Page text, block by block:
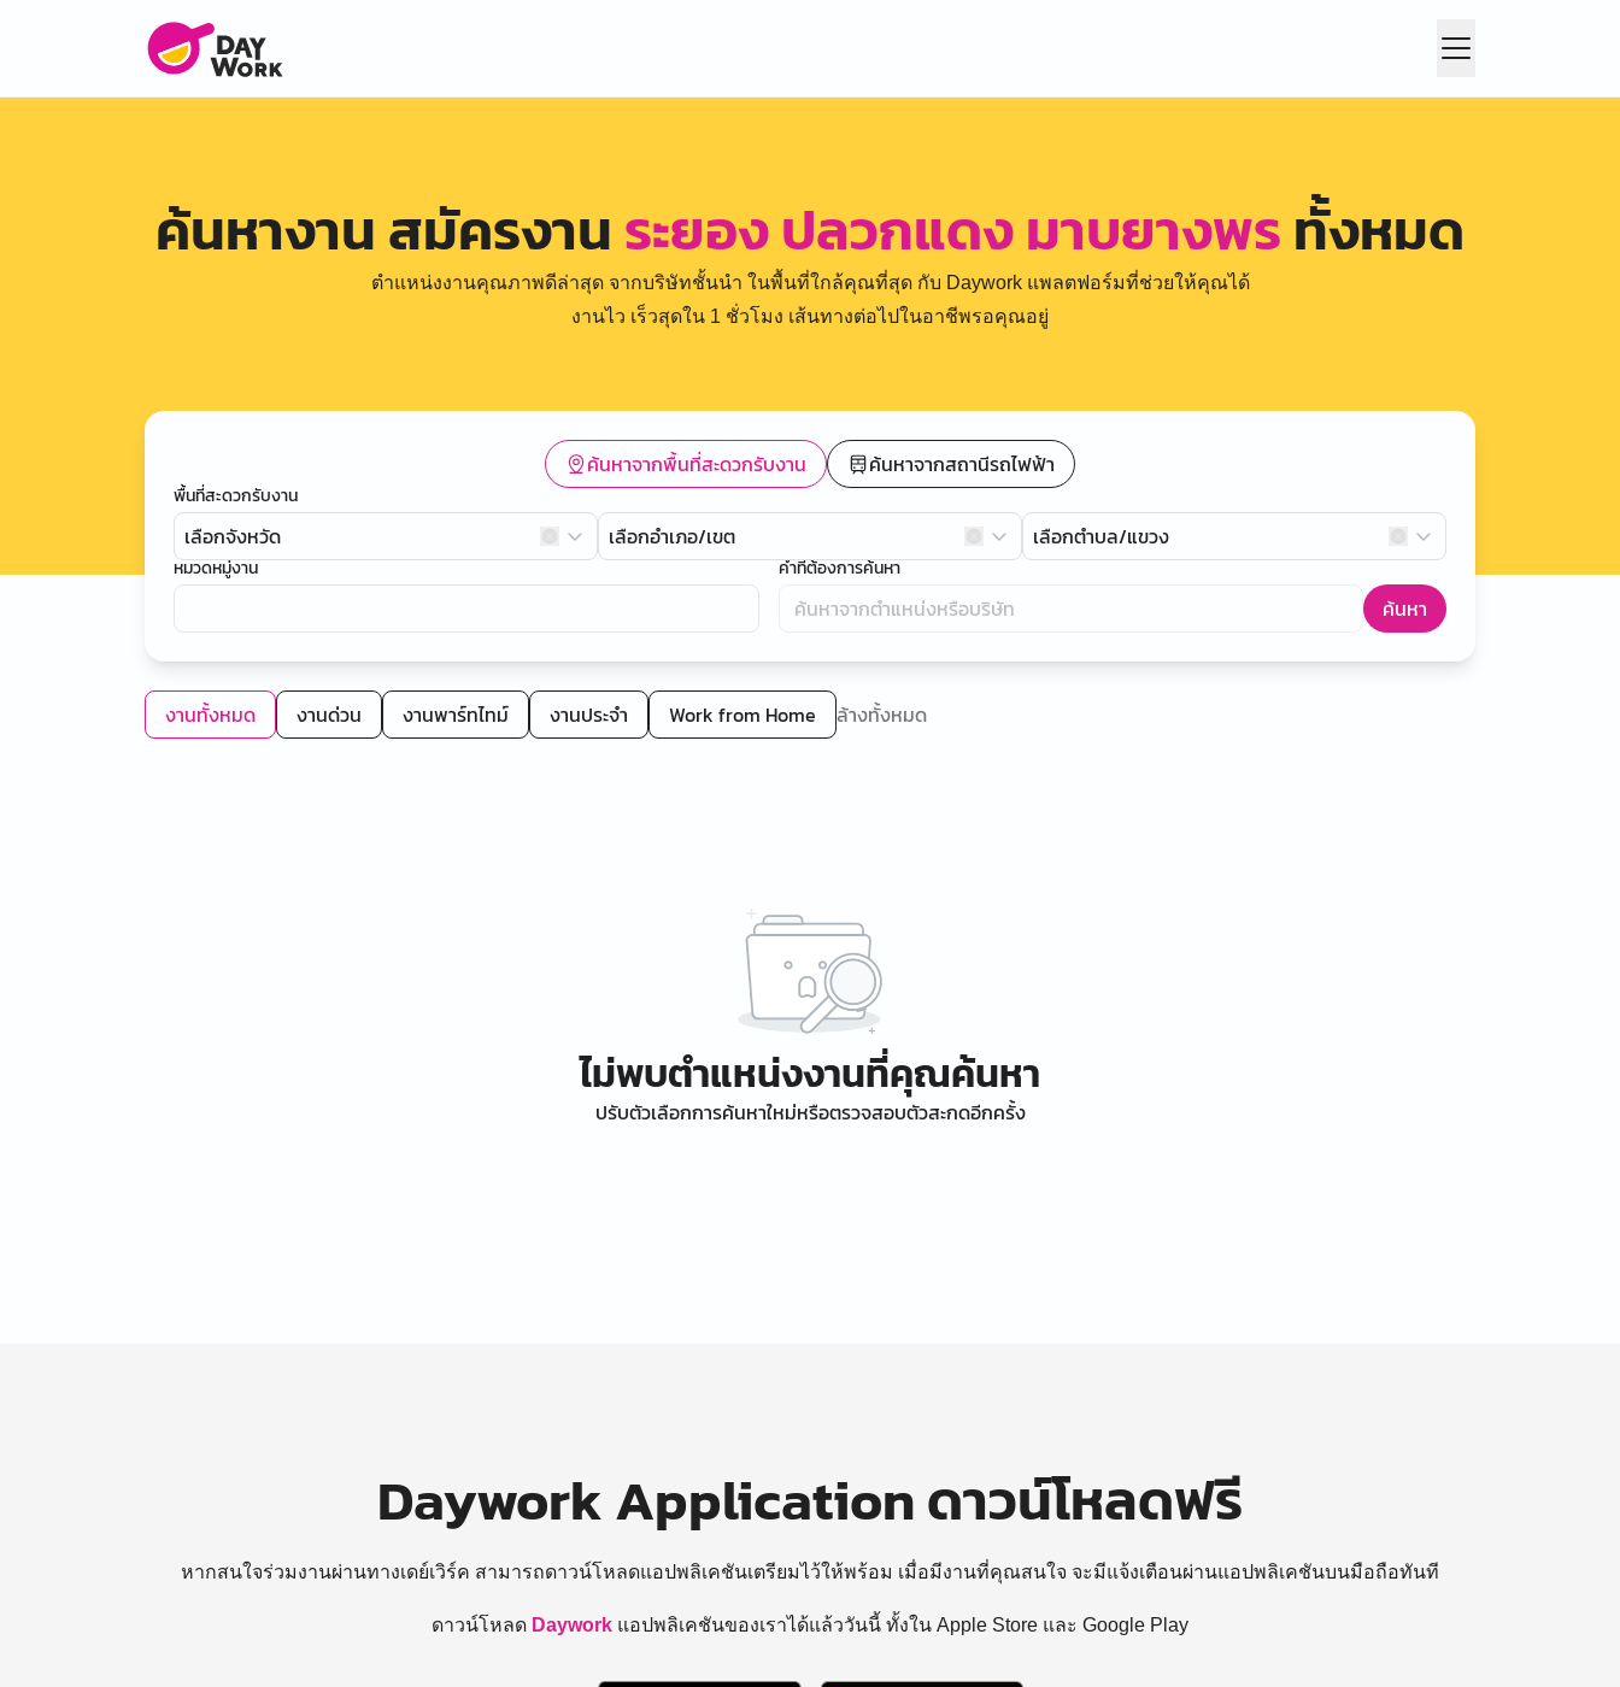
ค้นหางาน สมัครงานระยอง ปลวกแดง มาบยางพรทั้งหมด
ตำแหน่งงานคุณภาพดีล่าสุด จากบริษัทชั้นนำ ในพื้นที่ใกล้คุณที่สุด กับ Daywork แพลตฟอร์มที่ช่วยให้คุณได้
งานไว เร็วสุดใน 1 ชั่วโมง เส้นทางต่อไปในอาชีพรอคุณอยู่
ค้นหาจากพื้นที่สะดวกรับงาน ค้นหาจากสถานีรถไฟฟ้า
พื้นที่สะดวกรับงาน
เลือกจังหวัด เลือกอำเภอ/เขต เลือกตำบล/แขวง
หมวดหมู่งาน คำที่ต้องการค้นหา
ค้นหา
งานทั้งหมด งานด่วน งานพาร์ทไทม์ งานประจำ Work from Home ล้างทั้งหมด
ไม่พบตำแหน่งงานที่คุณค้นหา
ปรับตัวเลือกการค้นหาใหม่หรือตรวจสอบตัวสะกดอีกครั้ง
Daywork Application ดาวน์โหลดฟรี
หากสนใจร่วมงานผ่านทางเดย์เวิร์ค สามารถดาวน์โหลดแอปพลิเคชันเตรียมไว้ให้พร้อม เมื่อมีงานที่คุณสนใจ จะมีแจ้งเตือนผ่านแอปพลิเคชันบนมือถือทันที
ดาวน์โหลด Daywork แอปพลิเคชันของเราได้แล้ววันนี้ ทั้งใน Apple Store และ Google Play